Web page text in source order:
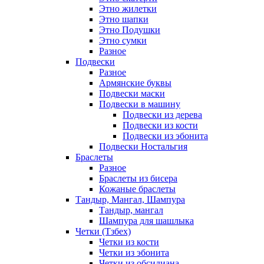
Этно жилетки
Этно шапки
Этно Подушки
Этно сумки
Разное
Подвески
Разное
Армянские буквы
Подвески маски
Подвески в машину
Подвески из дерева
Подвески из кости
Подвески из эбонита
Подвески Ностальгия
Браслеты
Разное
Браслеты из бисера
Кожаные браслеты
Тандыр, Мангал, Шампура
Тандыр, мангал
Шампура для шашлыка
Четки (Тзбех)
Четки из кости
Четки из эбонита